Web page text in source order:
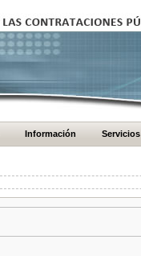
Información Servicios